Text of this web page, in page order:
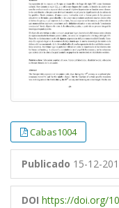
Cabas1004
Publicado 15-12-
DOI https://doi.org/